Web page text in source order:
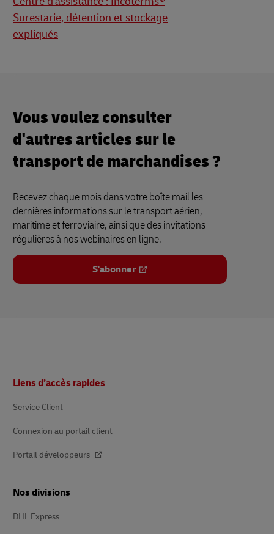
Surestarie, détention et stockage
expliqués
Vous voulez consulter
d'autres articles sur le
transport de marchandises ?
Recevez chaque mois dans votre boîte mail les
dernières informations sur le transport aérien,
maritime et ferroviaire, ainsi que des invitations
régulières à nos webinaires en ligne.
S'abonner
de
Liens d’accès rapides
Service Client
Connexion au portail client
Portail développeurs
Nos divisions
DHL Express